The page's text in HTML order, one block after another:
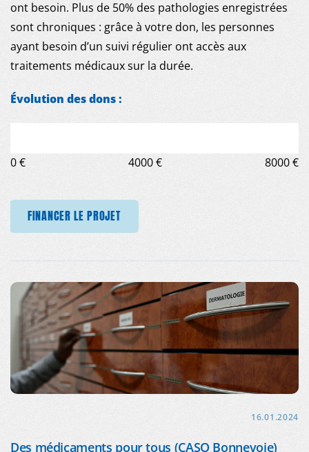
ont besoin. Plus de 50% des pathologies enregistrées
sont chroniques : grâce à votre don, les personnes
ayant besoin d’un suivi régulier ont accès aux
traitements médicaux sur la durée.
Évolution des dons :
0 € 4000 € 8000 €
FINANCER LE PROJET
16.01.2024
Des médicaments pour tous (CASO Bonnevoie)